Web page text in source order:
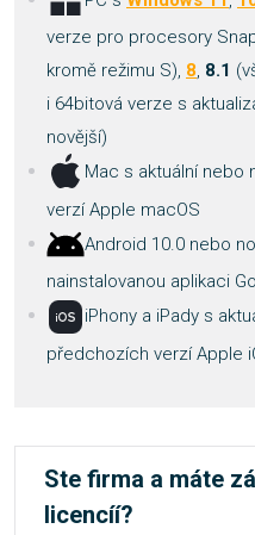
verze pro procesory
kromě režimu S), 8, 8.1
i 64bitová verze s
novější)
Mac s aktuální nebo
verzí Apple macOS
Android 10.0 nebo
nainstalovanou aplikaci
iPhony a iPady s
předchozích verzí Apple
Ste firma a máte
licencíí?